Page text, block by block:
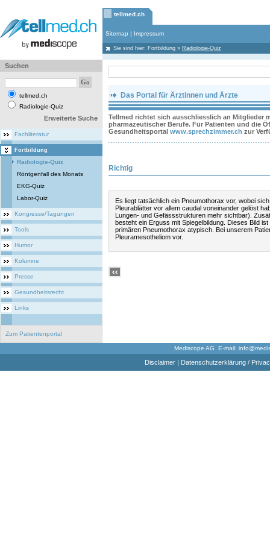
tellmed.ch
Sitemap | Impressum
Sie sind hier: Fortbildung » Radiologie-Quiz
Suchen
tellmed.ch
Radiologie-Quiz
Erweiterte Suche
Fachliteratur
Fortbildung
Radiologie-Quiz
Röntgenfall des Monats
EKG-Quiz
Labor-Quiz
Kongresse/Tagungen
Tools
Humor
Kolumne
Presse
Gesundheitsrecht
Links
Zum Patientenportal
Das Portal für Ärztinnen und Ärzte
Tellmed richtet sich ausschliesslich an Mitglieder
pharmazeutischer Berufe. Für Patienten und die
Gesundheitsportal www.sprechzimmer.ch zur
Richtig
Es liegt tatsächlich ein Pneumothorax vor, wobei
Pleurablätter vor allem caudal voneinander gelöst
Lungen- und Gefässstrukturen mehr sichtbar).
besteht ein Erguss mit Spiegelbildung. Dieses Bild ist
primären Pneumothorax atypisch. Bei unserem
Pleuramesotheliom vor.
Mediscope AG E-mail:
Disclaimer| Datenschutzerklärung /